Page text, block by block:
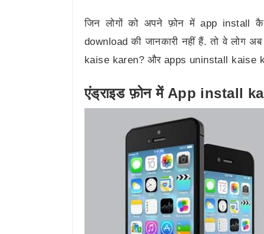
जिन लोगों को अपने फ़ोन में app
download की जानकारी नहीं हैं. तो वे लोग
kaise karen? और apps uninstall kaise
एंड्राइड फ़ोन में App install